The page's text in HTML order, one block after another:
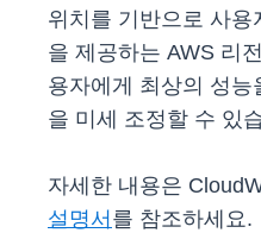
위치를 기반으로 사
을 제공하는 AWS 리
용자에게 최상의 성능
을 미세 조정할 수 있
자세한 내용은
설명서 를 참조하세요.